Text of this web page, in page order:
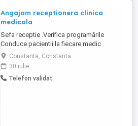
Angajam receptionera clinica
medicala
Sefa receptie .Verifica programările
Conduce pacientii la fiecare medic
proceduri Asigura efectuarea
kinetoterapiei conexe Reglementează
amiabil reclamatii nemultumiri conflicte Se
asigura ca nu pleacă 2 kinetoterapeuti in
Constanta, Constanta
30 iulie
Telefon validat